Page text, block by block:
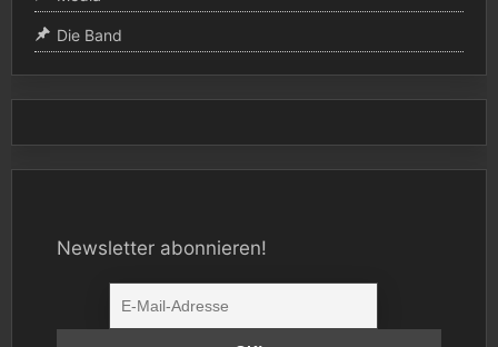
Die Band
Newsletter abonnieren!